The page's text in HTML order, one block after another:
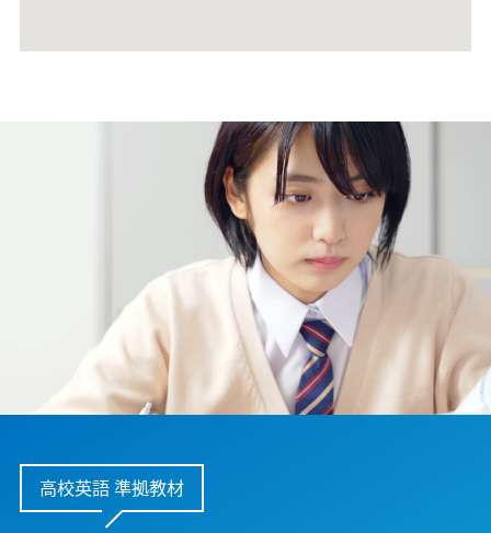
高校英語 準拠教材